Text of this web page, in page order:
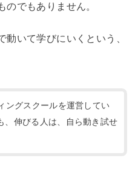
のでもありません。
動いて学びにいくという、
ングスクールを運営してい
、伸びる人は、自ら動き試せ